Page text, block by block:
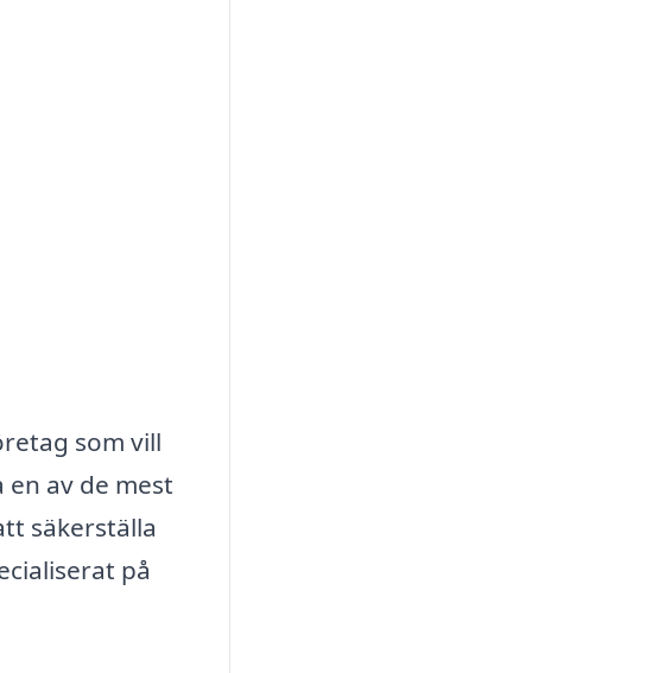
som vill
av de mest
säkerställa
på